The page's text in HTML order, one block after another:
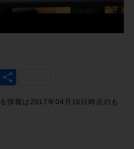
Email
情報は2017年04月16日時点のも